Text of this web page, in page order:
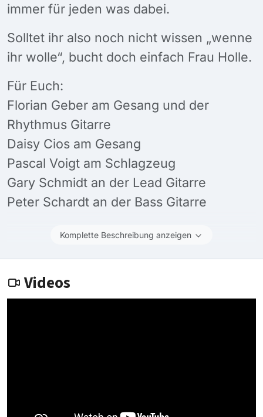
immer für jeden was dabei.
Solltet ihr also noch nicht wissen „wenne
ihr wolle“, bucht doch einfach Frau Holle.
Für Euch:
Florian Geber am Gesang und der
Rhythmus Gitarre
Daisy Cios am Gesang
Pascal Voigt am Schlagzeug
Gary Schmidt an der Lead Gitarre
Peter Schardt an der Bass Gitarre
Komplette Beschreibung anzeigen
Videos